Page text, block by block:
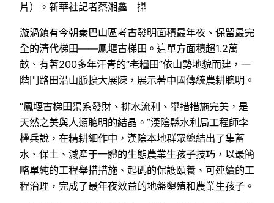
片）。新華社記者蔡湘鑫 攝
漩渦鎮有今朝秦巴山區考古發明面積最年夜、保留最完
全的清代梯田——鳳堰古梯田。這單方面積超1.2萬
畝、有著200多年汗青的“老糧田”依山勢地貌而建，一
階門路田沿山脈擴大展陳，展示著中國傳統農耕聰明。
“鳳堰古梯田渠系發財、排水流利、舉措措施完美，是
天然之美與人類聰明的結晶。”漢陰縣水利局工程師李
權兵說，在精耕細作中，漢陰本地群眾總結出了集蓄
水、保土、減產于一體的生態農業生孩子技巧，以最簡
略單純的工程舉措措施、起碼的保護頤養、可連續的工
程治理，完成了最年夜效益的地盤墾殖和農業生孩子。